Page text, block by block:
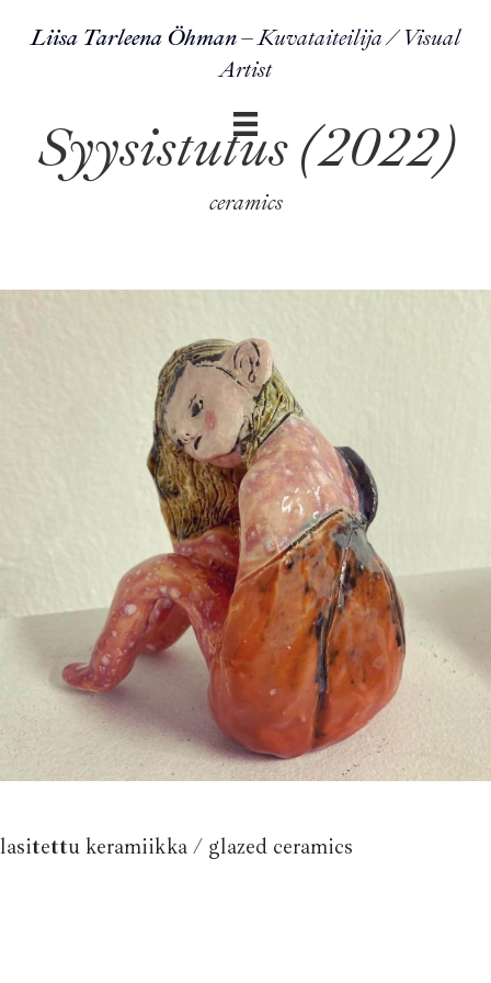
Liisa Tarleena Öhman– Kuvataiteilija / Visual
Artist
Syysistutus (2022)
ceramics
lasitettu keramiikka / glazed ceramics